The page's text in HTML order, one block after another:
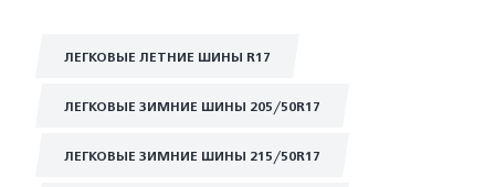
ЛЕГКОВЫЕ ЛЕТНИЕ ШИНЫ R17
ЛЕГКОВЫЕ ЗИМНИЕ ШИНЫ 205/50R17
ЛЕГКОВЫЕ ЗИМНИЕ ШИНЫ 215/50R17